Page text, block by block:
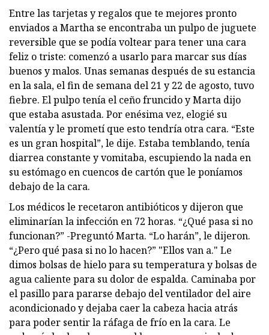
Entre las tarjetas y regalos que te mejores pronto
enviados a Martha se encontraba un pulpo de juguete
reversible que se podía voltear para tener una cara
feliz o triste: comenzó a usarlo para marcar sus días
buenos y malos. Unas semanas después de su estancia
en la sala, el fin de semana del 21 y 22 de agosto, tuvo
fiebre. El pulpo tenía el ceño fruncido y Marta dijo
que estaba asustada. Por enésima vez, elogié su
valentía y le prometí que esto tendría otra cara. “Este
es un gran hospital”, le dije. Estaba temblando, tenía
diarrea constante y vomitaba, escupiendo la nada en
su estómago en cuencos de cartón que le poníamos
debajo de la cara.
Los médicos le recetaron antibióticos y dijeron que
eliminarían la infección en 72 horas. “¿Qué pasa si no
funcionan?” -Preguntó Marta. “Lo harán”, le dijeron.
“¿Pero qué pasa si no lo hacen?” "Ellos van a." Le
dimos bolsas de hielo para su temperatura y bolsas de
agua caliente para su dolor de espalda. Caminaba por
el pasillo para pararse debajo del ventilador del aire
acondicionado y dejaba caer la cabeza hacia atrás
para poder sentir la ráfaga de frío en la cara. Le